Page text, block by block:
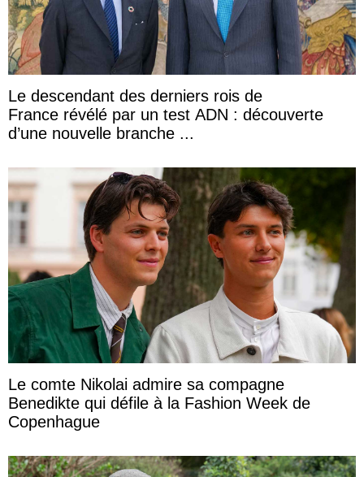
Le descendant des derniers rois de
France révélé par un test ADN : découverte
d’une nouvelle branche ...
Le comte Nikolai admire sa compagne
Benedikte qui défile à la Fashion Week de
Copenhague